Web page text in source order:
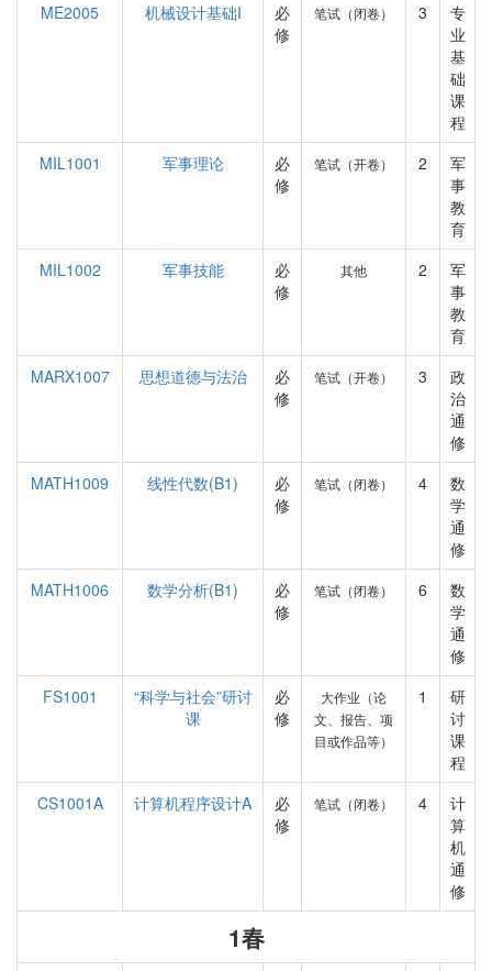
ME2005 机械设计基础I
必
修
笔试（闭卷） 3
专
业
基
础
课
程
MIL1001
军事理论
必
修
笔试（开卷） 2
军
事
教
育
MIL1002
军事技能
必
修
其他 2
军
事
教
育
MARX1007
思想道德与法治
必
修
笔试（开卷） 3
政
治
通
修
MATH1009
线性代数(B1)
必
修
笔试（闭卷） 4
数
学
通
修
MATH1006
数学分析(B1)
必
修
笔试（闭卷） 6
数
学
通
修
FS1001
“科学与社会”研讨
课
必
修
大作业（论
文、报告、项
目或作品等）
1
研
讨
课
程
CS1001A
计算机程序设计A
必
修
笔试（闭卷） 4
计
算
机
通
修
1春